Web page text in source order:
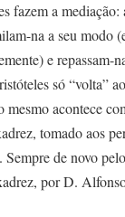
fazem a
na a seu modo
e repassam-
só “volta”
mesmo acontece
tomado aos
Sempre de novo
por D.